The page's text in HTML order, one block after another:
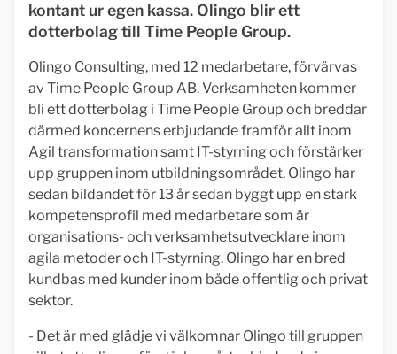
kontant ur egen kassa. Olingo blir ett
dotterbolagtill Time People Group.
Olingo Consulting, med 12 medarbetare, förvärvas
av Time People Group AB. Verksamheten kommer
bli ett dotterbolag i Time People Group och breddar
därmed koncernens erbjudande framför allt inom
Agil transformation samt IT-styrning och förstärker
upp gruppen inom utbildningsområdet. Olingo har
sedan bildandet för 13 år sedan byggt upp en stark
kompetensprofil med medarbetare som är
organisations- och verksamhetsutvecklare inom
agila metoder och IT-styrning. Olingo har en bred
kundbas med kunder inom både offentlig och privat
sektor.
- Det är med glädje vi välkomnar Olingo till gruppen